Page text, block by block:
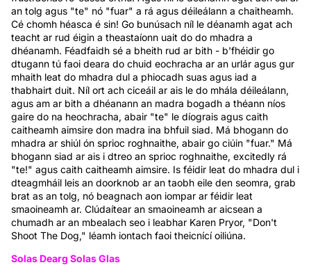
an tolg agus "te" nó "fuar" a rá agus déileálann a chaitheamh.
Cé chomh héasca é sin! Go bunúsach níl le déanamh agat ach
teacht ar rud éigin a theastaíonn uait do do mhadra a
dhéanamh. Féadfaidh sé a bheith rud ar bith - b'fhéidir go
dtugann tú faoi deara do chuid eochracha ar an urlár agus gur
mhaith leat do mhadra dul a phiocadh suas agus iad a
thabhairt duit. Níl ort ach ciceáil ar ais le do mhála déileálann,
agus am ar bith a dhéanann an madra bogadh a théann níos
gaire do na heochracha, abair "te" le díograis agus caith
caitheamh aimsire don madra ina bhfuil siad. Má bhogann do
mhadra ar shiúl ón sprioc roghnaithe, abair go ciúin "fuar." Má
bhogann siad ar ais i dtreo an sprioc roghnaithe, excitedly rá
"te!" agus caith caitheamh aimsire. Is féidir leat do mhadra dul i
dteagmháil leis an doorknob ar an taobh eile den seomra, grab
brat as an tolg, nó beagnach aon iompar ar féidir leat
smaoineamh ar. Clúdaítear an smaoineamh ar aicsean a
chumadh ar an mbealach seo i leabhar Karen Pryor, "Don't
Shoot The Dog," léamh iontach faoi theicnící oiliúna.
Solas Dearg Solas Glas